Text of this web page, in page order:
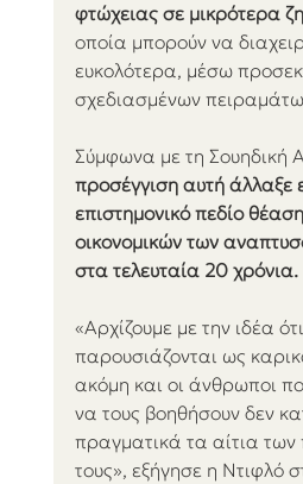
φτώχειας σε μικρότερα
οποία μπορούν να
ευκολότερα, μέσω
σχεδιασμένων
Σύμφωνα με τη Σουηδική
προσέγγιση αυτή άλλαξε
επιστημονικό πεδίο
οικονομικών των
στα τελευταία 20 χρόνια.
«Αρχίζουμε με την ιδέα
παρουσιάζονται ως
ακόμη και οι άνθρωποι
να τους βοηθήσουν δεν
πραγματικά τα αίτια
τους», εξήγησε η Ντιφλό